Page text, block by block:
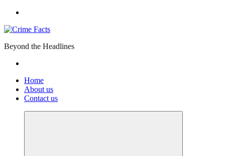
Beyond the Headlines
Home
About us
Contact us